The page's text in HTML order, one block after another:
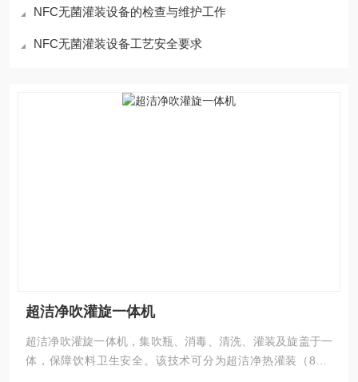
NFC无菌灌装设备的检查与维护工作
NFC无菌灌装设备工艺安全要求
超洁净吹灌旋一体机
超洁净吹灌旋一体机，集吹瓶、消毒、清洗、灌装及旋盖于一
体，保障饮料卫生安全。该技术可分为超洁净热灌装（85-9